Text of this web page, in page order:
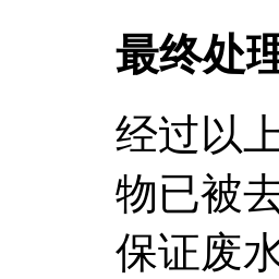
最终处
经过以
物已被
保证废